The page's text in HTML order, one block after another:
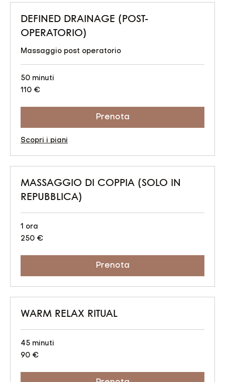
DEFINED DRAINAGE (POST-
OPERATORIO)
Massaggio post operatorio
50 minuti
110
euro
110 €
Prenota
Scopri i piani
MASSAGGIO DI COPPIA (SOLO IN
REPUBBLICA)
1 ora
250
euro
250 €
Prenota
WARM RELAX RITUAL
45 minuti
90
euro
90 €